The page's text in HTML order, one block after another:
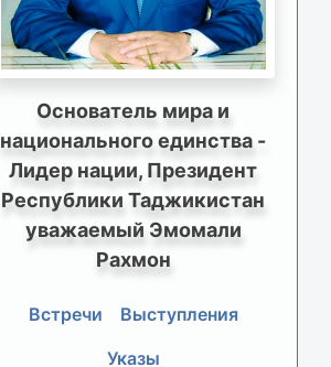
Основатель мира и
национального единства -
Лидер нации, Президент
Республики Таджикистан
уважаемый Эмомали
Рахмон
Встречи
Выступления
Указы